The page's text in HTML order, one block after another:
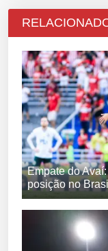
Empate do
posição no